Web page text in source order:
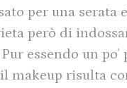
per una serata
però di
essendo un
makeup risulta